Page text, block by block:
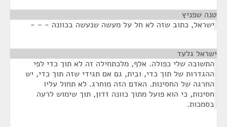
טנה שפניץ
ישראל, כתוב שזה לא חל על מעשה שנעשה בכוונה - - -
ישראל גלעד
התשובה שלי כפולה. אלף, מלכתחילה זה לא תוך כדי לפי
ההגדרות של תוך כדי, ובית, גם אם תגידי שזה תוך כדי, יש
החרגה של החסינות. האדם הזה מוחרג. לא תחול עליו
חסינות, כי הוא פועל מתוך כוונה זדון, תוך שימוש לרעה
בסמכות.